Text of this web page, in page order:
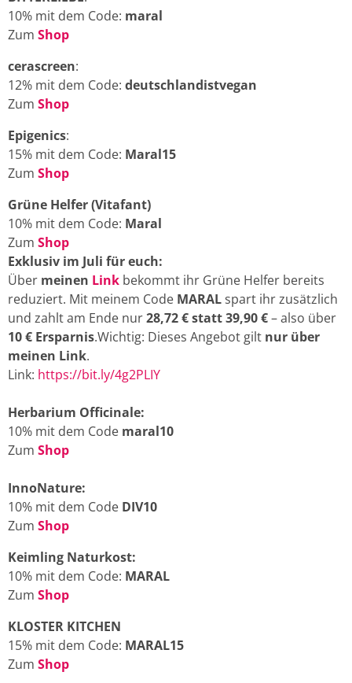
10% mit dem Code: maral
Zum Shop
cerascreen:
12% mit dem Code: deutschlandistvegan
Zum Shop
Epigenics:
15% mit dem Code: Maral15
Zum Shop
Grüne Helfer (Vitafant)
10% mit dem Code: Maral
Zum Shop
Exklusiv im Juli für euch:
Über meinen Link bekommt ihr Grüne Helfer bereits
reduziert. Mit meinem Code MARALspart ihr zusätzlich
und zahlt am Ende nur28,72 € statt 39,90 €– also über
10 € Ersparnis.Wichtig: Dieses Angebot gilt nur über
meinen Link.
Link: https://bit.ly/4g2PLIY
Herbarium Officinale:
10% mit dem Code maral10
Zum Shop
InnoNature:
10% mit dem Code DIV10
Zum Shop
Keimling Naturkost:
10% mit dem Code: MARAL
Zum Shop
KLOSTER KITCHEN
15% mit dem Code: MARAL15
Zum Shop